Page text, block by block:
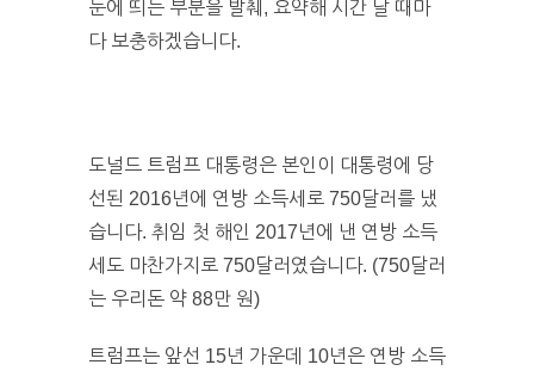
눈에 띄는 부분을 발췌, 요약해 시간 날 때마
다 보충하겠습니다.
도널드 트럼프 대통령은 본인이 대통령에 당
선된 2016년에 연방 소득세로 750달러를 냈
습니다. 취임 첫 해인 2017년에 낸 연방 소득
세도 마찬가지로 750달러였습니다. (750달러
는 우리돈 약 88만 원)
트럼프는 앞선 15년 가운데 10년은 연방 소득